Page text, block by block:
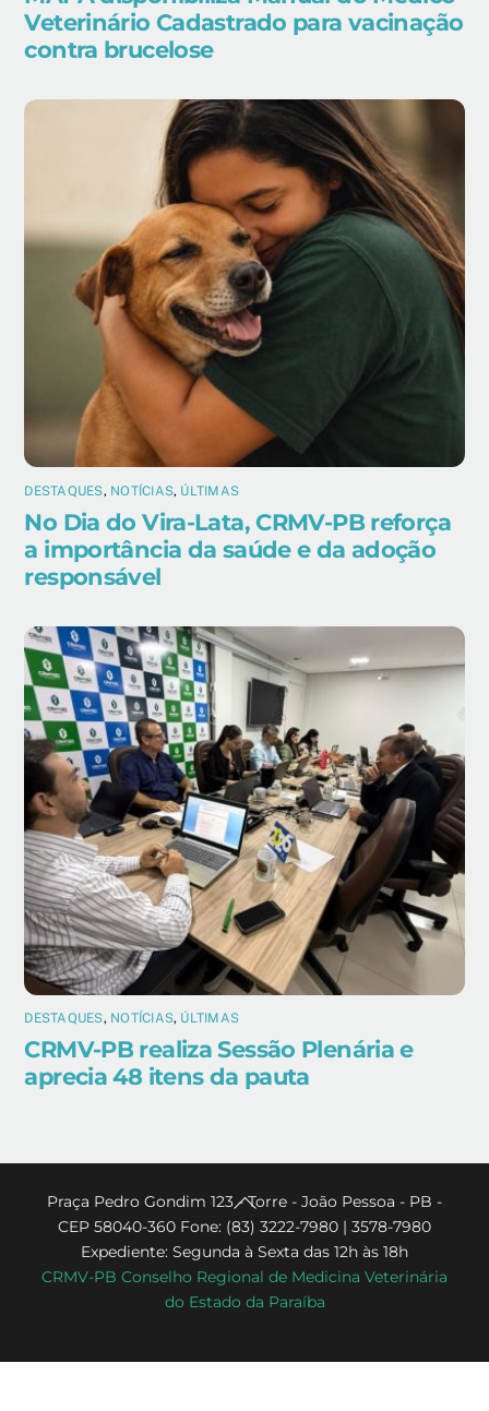
Veterinário Cadastrado para vacinação
contra brucelose
DESTAQUES, NOTÍCIAS, ÚLTIMAS
No Dia do Vira-Lata, CRMV-PB reforça
a importância da saúde e da adoção
responsável
DESTAQUES, NOTÍCIAS, ÚLTIMAS
CRMV-PB realiza Sessão Plenária e
aprecia 48 itens da pauta
Back
To
Top
Praça Pedro Gondim 123 - Torre - João Pessoa - PB -
CEP 58040-360 Fone: (83) 3222-7980 | 3578-7980
Expediente: Segunda à Sexta das 12h às 18h
CRMV-PB Conselho Regional de Medicina Veterinária
do Estado da Paraíba